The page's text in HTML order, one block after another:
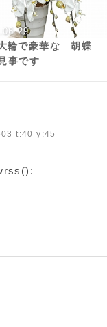
輪で豪華な 胡蝶
事です
t:40 y:45